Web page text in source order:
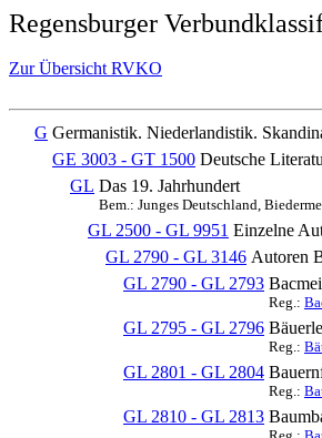
Regensburger
Zur Übersicht RVKO
G Germanistik. Niederlandistik.
GE 3003 - GT 1500 Deutsche
GL Das 19. Jahrhundert
Bem.: Junges Deutschland,
GL 2500 - GL 9951 Einzelne
GL 2790 - GL 3146 Autoren
GL 2790 - GL 2793
Reg.:
GL 2795 - GL 2796
Reg.:
GL 2801 - GL 2804
Reg.:
GL 2810 - GL 2813